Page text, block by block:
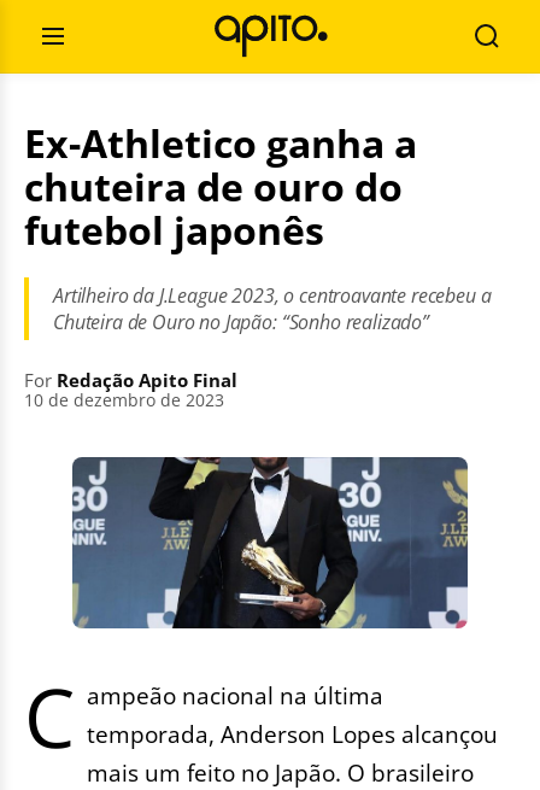
contentOpen
Menu
for:
Ex-Athletico ganha a
chuteira de ouro do
futebol japonês
Artilheiro da J.League 2023, o centroavante recebeu a
Chuteira de Ouro no Japão: “Sonho realizado”
For Redação Apito Final
10 de dezembro de 2023
C ampeão nacional na última
temporada, Anderson Lopes alcançou
mais um feito no Japão. O brasileiro